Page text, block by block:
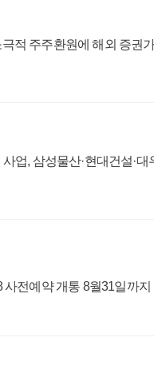
적 주주환원에 해외 증권
업, 삼성물산·현대건설·대
사전예약 개통 8월31일까지